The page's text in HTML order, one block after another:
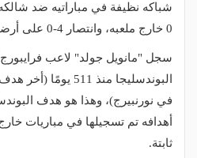
0 خارج ملعبه، وانتصار 4-0 على أرضه).
سجل "مانويل جولد" لاعب
في نورنبيرج)، وهذا هو هدف
أهدافه تم تسجيلها في مباريات
ثابتة.